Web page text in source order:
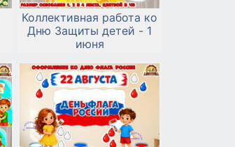
Коллективная работа ко
Дню Защиты детей - 1
июня